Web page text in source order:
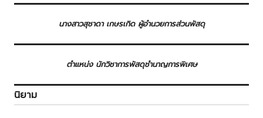
นางสาวสุชาดา เกษรเกิด ผู้อำนวยการส่วนพัสดุ
ตำแหน่ง นักวิชาการพัสดุชำนาญการพิเศษ
นิยาม